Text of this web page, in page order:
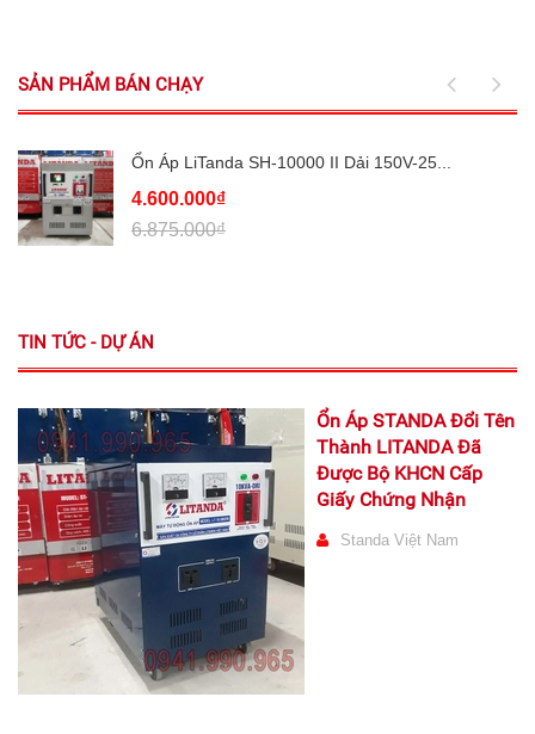
SẢN PHẨM BÁN CHẠY
Ổn Áp LiTanda SH-10000 II Dải 150V-25...
4.600.000₫
6.875.000₫
TIN TỨC - DỰ ÁN
Ổn Áp STANDA Đổi Tên
Thành LITANDA Đã
Được Bộ KHCN Cấp
Giấy Chứng Nhận
Standa Việt Nam